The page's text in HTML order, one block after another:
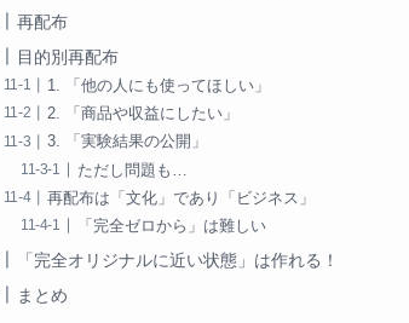
再配布
目的別再配布
1. 「他の人にも使ってほしい」
2. 「商品や収益にしたい」
3. 「実験結果の公開」
ただし問題も…
再配布は「文化」であり「ビジネス」
「完全ゼロから」は難しい
「完全オリジナルに近い状態」は作れる！
まとめ